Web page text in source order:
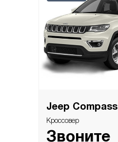
Jeep Compass
Кроссовер
Звоните